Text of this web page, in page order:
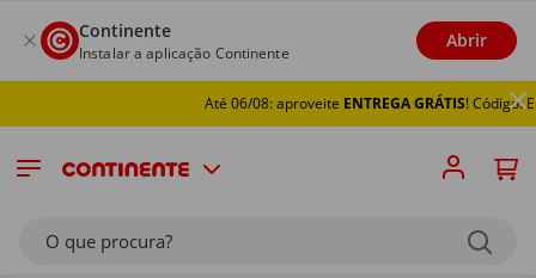
Continente
Instalar a aplicação Continente
Abrir
Até 06/08: aproveiteENTREGA GRÁTIS! Código:
O que procura?